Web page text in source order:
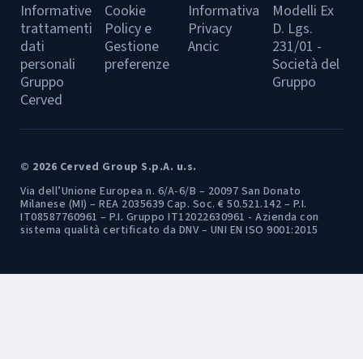
Informative
trattamenti
dati
personali
Gruppo
Cerved
Cookie
Policy e
Gestione
preferenze
Informativa
Privacy
Ancic
Modelli Ex
D. Lgs.
231/01 -
Società del
Gruppo
© 2026 Cerved Group S.p.A. u.s.
Via dell’Unione Europea n. 6/A-6/B – 20097 San Donato
Milanese (MI) – REA 2035639 Cap. Soc. € 50.521.142 – P.I.
IT08587760961 – P.I. Gruppo IT12022630961 - Azienda con
sistema qualità certificato da DNV – UNI EN ISO 9001:2015